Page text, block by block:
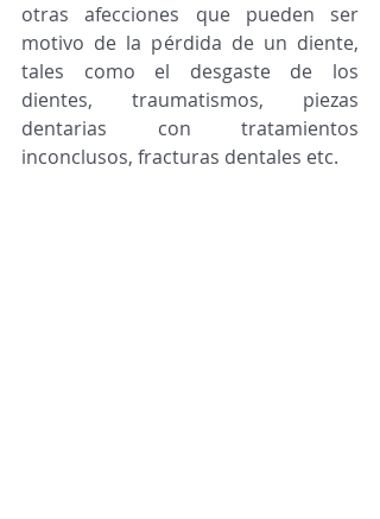
otras afecciones que pueden ser
motivo de la pérdida de un diente,
tales como el desgaste de los
dientes, traumatismos, piezas
dentarias con tratamientos
inconclusos, fracturas dentales etc.